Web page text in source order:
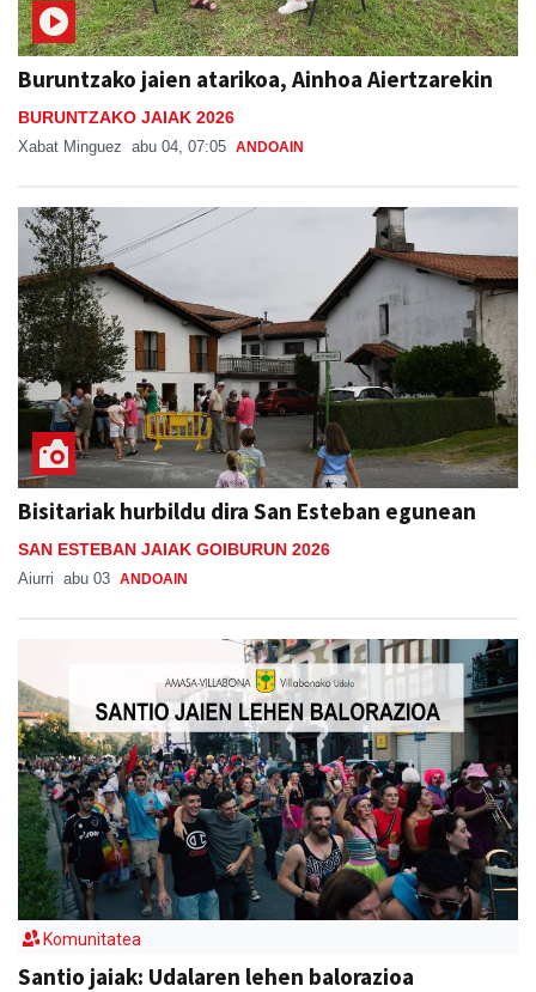
Buruntzako jaien atarikoa, Ainhoa Aiertzarekin
BURUNTZAKO JAIAK 2026
Xabat Minguez abu 04, 07:05 ANDOAIN
Bisitariak hurbildu dira San Esteban egunean
SAN ESTEBAN JAIAK GOIBURUN 2026
Aiurri abu 03 ANDOAIN
Komunitatea
Santio jaiak: Udalaren lehen balorazioa